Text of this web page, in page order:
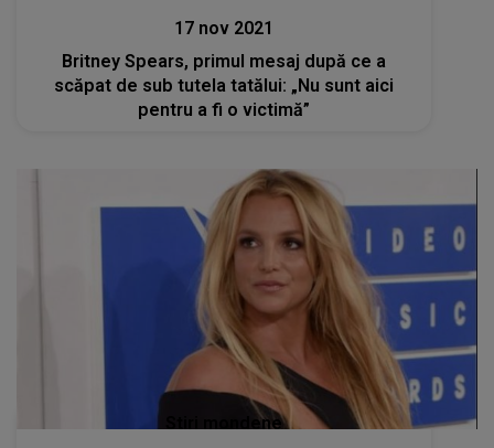
17 nov 2021
Britney Spears, primul mesaj după ce a
scăpat de sub tutela tatălui: „Nu sunt aici
pentru a fi o victimă”
Stiri mondene